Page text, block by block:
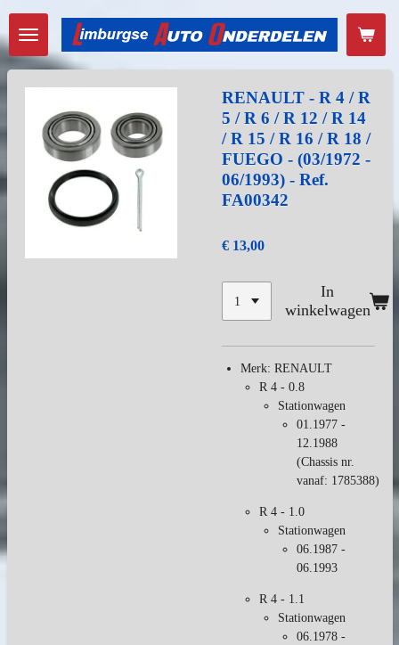
Ga
direct
naar
de
hoofdinhoud
RENAULT - R 4 / R
5 / R 6 / R 12 / R 14
/ R 15 / R 16 / R 18 /
FUEGO - (03/1972 -
06/1993) - Ref.
FA00342
€ 13,00
In
winkelwagen
Merk: RENAULT
R 4 - 0.8
Stationwagen
01.1977 -
12.1988
(Chassis nr.
vanaf: 1785388)
R 4 - 1.0
Stationwagen
06.1987 -
06.1993
R 4 - 1.1
Stationwagen
06.1978 -